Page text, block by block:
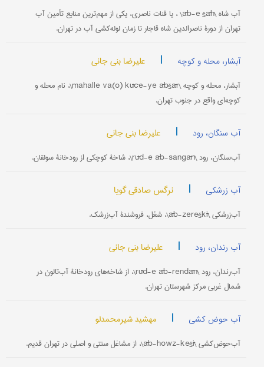
آب شاه \āb-e šāh\ ، یا قنات ناصری، یکی از مهم‌ترین منابع تأمین آب
تهران از دورۀ ناصرالدین شاه قاجار تا زمان لوله‌کشی آب در تهران.
آبشار، محله و کوچه | علیرضا بنی جانی
آبشار، محله و کوچه \mahalle va(o) kūče-ye ābšār\، نام محله و
کوچه‌ای واقع در جنوب تهران.
آب سنگان، رود | علیرضا بنی جانی
آب‌سنگان، رود \rūd-e āb-sangān\، شاخۀ کوچکی از رودخانۀ سولقان.
آب زرشکی | نرگس صادقی گویا
آب‌زرشکی \āb-zereškī\، شغل، فروشندۀ آب‌زرشک.
آب رندان، رود | علیرضا بنی جانی
آب‌رندان، رود \rūd-e āb-rendān\، از شاخه‌های رودخانۀ آب‌تالون در
شمال غربی مرکز شهرستان تهران.
آب حوض کشی | مهشید شیرمحمدلو
آب‌حوض‌کشی \āb-howz-kešī\، از مشاغل سنتی و اصلی در تهران قدیم.